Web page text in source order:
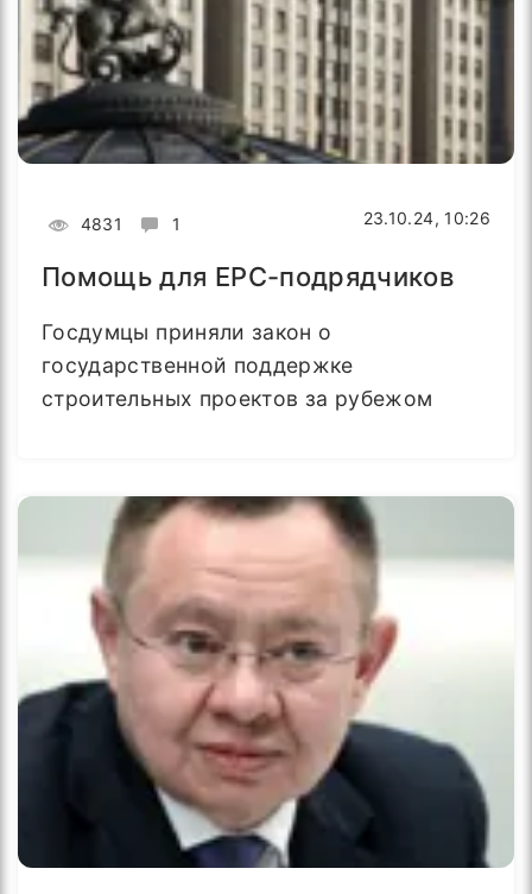
4831 1 23.10.24, 10:26
Помощь для EPC-подрядчиков
Госдумцы приняли закон о
государственной поддержке
строительных проектов за рубежом